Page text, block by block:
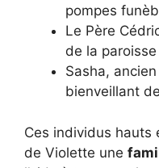
pompes
Le Père
de la paroisse
Sasha,
bienveillant
Ces individus hauts
de Violette une